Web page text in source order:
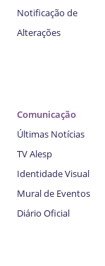
Notificação de
Alterações
Comunicação
Últimas Notícias
TV Alesp
Identidade Visual
Mural de Eventos
Diário Oficial